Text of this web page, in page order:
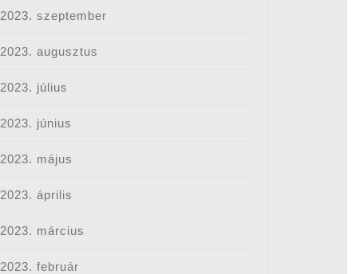
2023. szeptember
2023. augusztus
2023. július
2023. június
2023. május
2023. április
2023. március
2023. február